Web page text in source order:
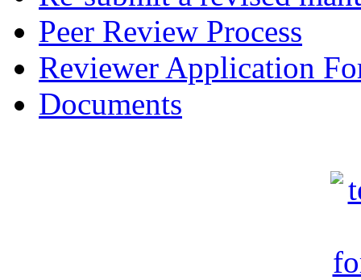
Peer Review Process
Reviewer Application
Documents